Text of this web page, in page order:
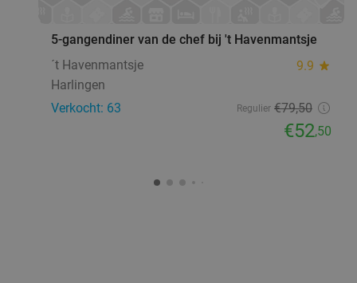
5-gangendiner van de chef bij 't Havenmantsje
´t Havenmantsje
9.9 star
Harlingen
Verkocht: 63
Regulier €79,50
€52,50